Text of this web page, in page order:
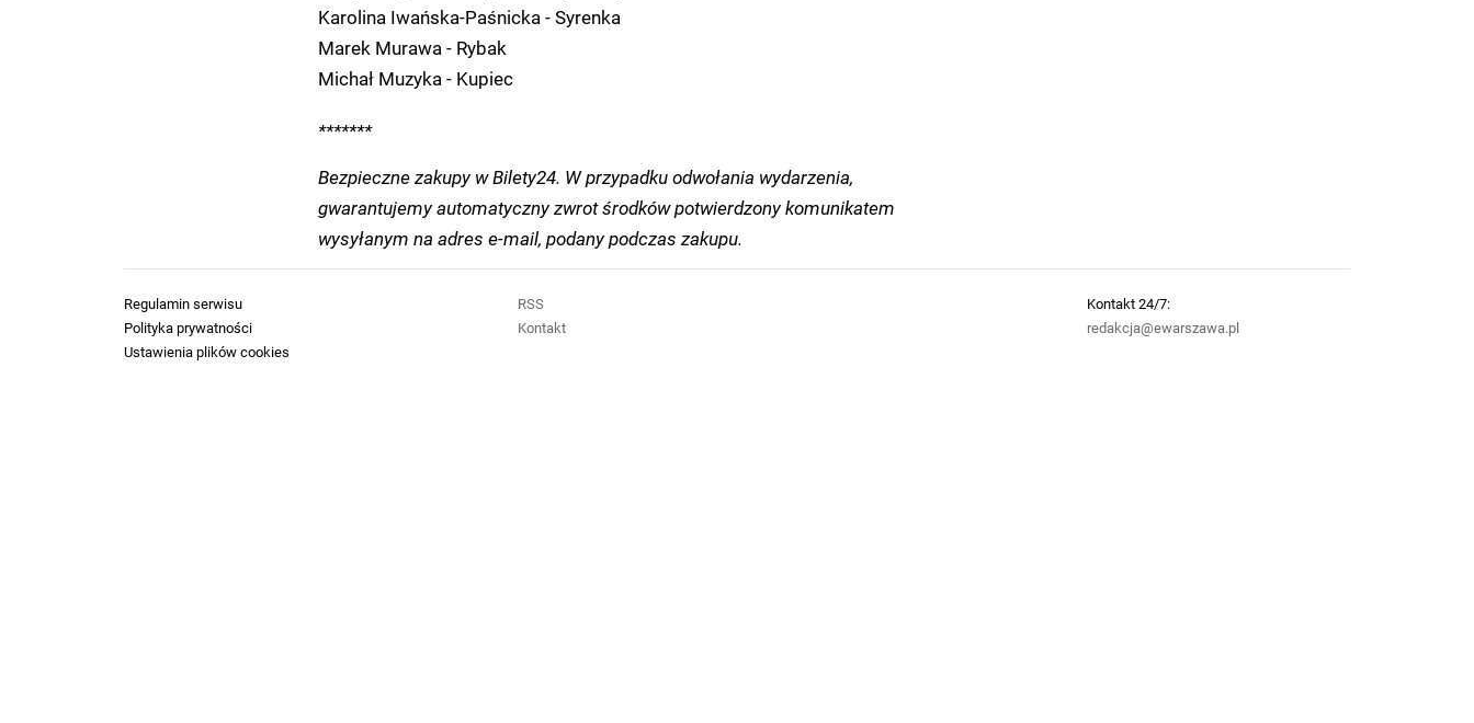
Karolina Iwańska-Paśnicka - Syrenka
Marek Murawa - Rybak
Michał Muzyka - Kupiec
*******
Bezpieczne zakupy w Bilety24. W przypadku odwołania wydarzenia,
gwarantujemy automatyczny zwrot środków potwierdzony komunikatem
wysyłanym na adres e-mail, podany podczas zakupu.
Regulamin serwisu
Polityka prywatności
Ustawienia plików cookies
RSS
Kontakt
Kontakt 24/7:
redakcja@ewarszawa.pl